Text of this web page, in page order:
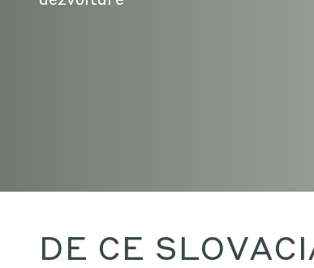
DE CE